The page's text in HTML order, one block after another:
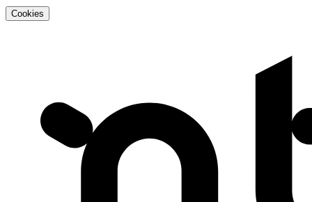
Cookies